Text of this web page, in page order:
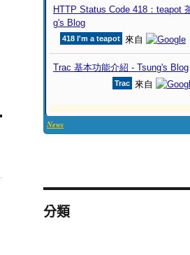
分類